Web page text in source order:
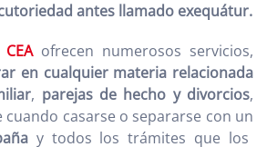
antes llamado exequátur.
ofrecen numerosos servicios,
en cualquier materia relacionada
, parejas de hecho y divorcios,
casarse o separarse con un
y todos los trámites que los